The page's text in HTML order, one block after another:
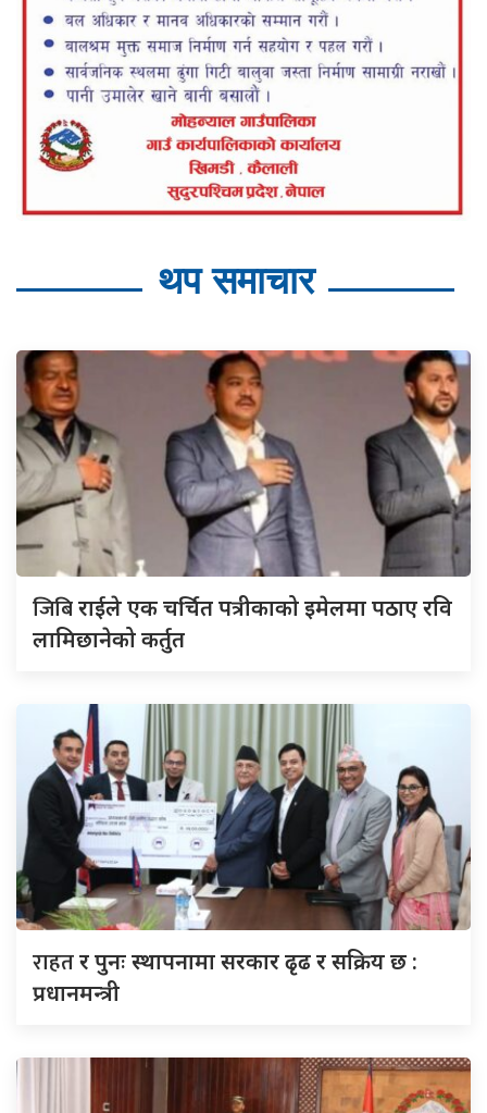
थप समाचार
जिबिराईले एक चर्चित पत्रीकाको इमेलमा पठाए रवि
लामिछानेको कर्तुत
राहतर पुनः स्थापनामा सरकार ढृढ र सक्रिय छ :
प्रधानमन्त्री